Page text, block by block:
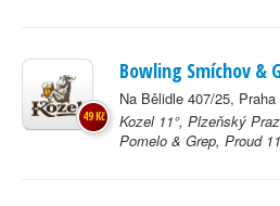
Bowling Smíchov &
Na Bělidle 407/25, Praha
Kozel 11°, Plzeňský
Pomelo & Grep, Proud
49 Kč